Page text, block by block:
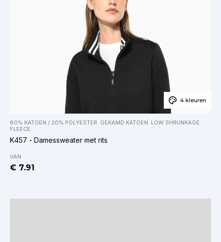
4 kleuren
80% KATOEN / 20% POLYESTER. GEKAMD KATOEN. LOW SHRUNKAGE
FLEECE.
K457 - Damessweater met rits
VAN
€ 7.91